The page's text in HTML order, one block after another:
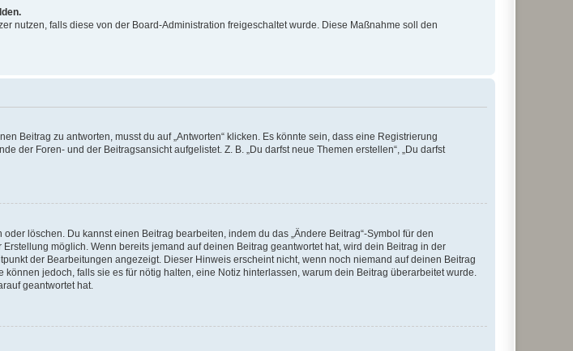
nutzen, falls diese von der Board-Administration freigeschaltet wurde. Diese Maßnahme soll den
Beitrag zu antworten, musst du auf „Antworten“ klicken. Es könnte sein, dass eine Registrierung
der Foren- und der Beitragsansicht aufgelistet. Z. B. „Du darfst neue Themen erstellen“, „Du darfst
löschen. Du kannst einen Beitrag bearbeiten, indem du das „Ändere Beitrag“-Symbol für den
möglich. Wenn bereits jemand auf deinen Beitrag geantwortet hat, wird dein Beitrag in der
der Bearbeitungen angezeigt. Dieser Hinweis erscheint nicht, wenn noch niemand auf deinen Beitrag
jedoch, falls sie es für nötig halten, eine Notiz hinterlassen, warum dein Beitrag überarbeitet wurde.
geantwortet hat.